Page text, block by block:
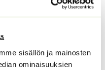
sisällön ja mainosten
ominaisuuksien